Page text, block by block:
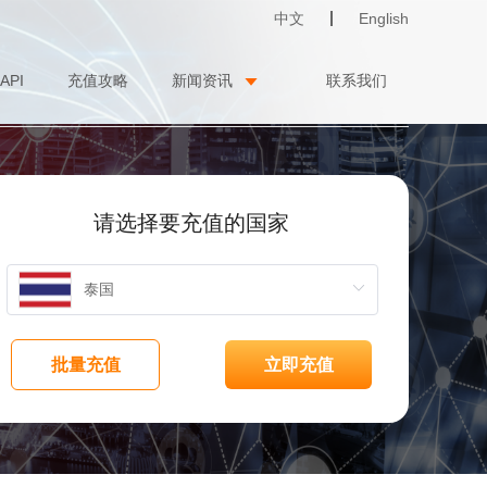
中文 English
充值攻略 新闻资讯 联系我们
请选择要充值的国家
批量充值 立即充值